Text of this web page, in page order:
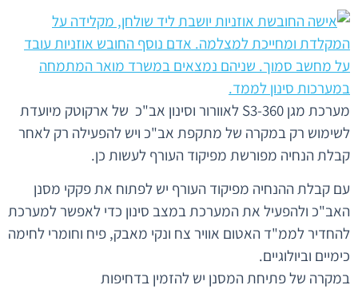
מערכת מגן 360-S3 לאוורור וסינון אב"כ של ארקוטק מיועדת
לשימוש רק במקרה של מתקפת אב"כ ויש להפעילה רק לאחר
קבלת הנחיה מפורשת מפיקוד העורף לעשות כן.
עם קבלת ההנחיה מפיקוד העורף יש לפתוח את פקקי מסנן
האב"כ ולהפעיל את המערכת במצב סינון כדי לאפשר למערכת
להחדיר לממ"ד האטום אוויר צח ונקי מאבק, פיח וחומרי לחימה
כימיים וביולוגיים.
במקרה של פתיחת המסנן יש להזמין בדחיפות